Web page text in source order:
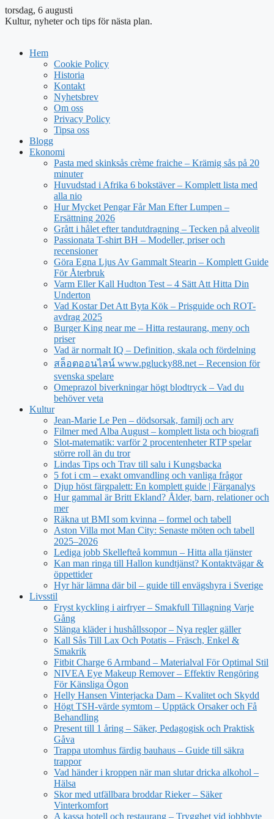
torsdag, 6 augusti
Kultur, nyheter och tips för nästa plan.
Hem
Cookie Policy
Historia
Kontakt
Nyhetsbrev
Om oss
Privacy Policy
Tipsa oss
Blogg
Ekonomi
Pasta med skinksås crème fraiche – Krämig sås på 20
minuter
Huvudstad i Afrika 6 bokstäver – Komplett lista med
alla nio
Hur Mycket Pengar Får Man Efter Lumpen –
Ersättning 2026
Grått i hålet efter tandutdragning – Tecken på alveolit
Passionata T-shirt BH – Modeller, priser och
recensioner
Göra Egna Ljus Av Gammalt Stearin – Komplett Guide
För Återbruk
Varm Eller Kall Hudton Test – 4 Sätt Att Hitta Din
Underton
Vad Kostar Det Att Byta Kök – Prisguide och ROT-
avdrag 2025
Burger King near me – Hitta restaurang, meny och
priser
Vad är normalt IQ – Definition, skala och fördelning
สล็อตออนไลน์ www.pglucky88.net – Recension för
svenska spelare
Omeprazol biverkningar högt blodtryck – Vad du
behöver veta
Kultur
Jean‑Marie Le Pen – dödsorsak, familj och arv
Filmer med Alba August – komplett lista och biografi
Slot-matematik: varför 2 procentenheter RTP spelar
större roll än du tror
Lindas Tips och Trav till salu i Kungsbacka
5 fot i cm – exakt omvandling och vanliga frågor
Djup höst färgpalett: En komplett guide | Färganalys
Hur gammal är Britt Ekland? Ålder, barn, relationer och
mer
Räkna ut BMI som kvinna – formel och tabell
Aston Villa mot Man City: Senaste möten och tabell
2025–2026
Lediga jobb Skellefteå kommun – Hitta alla tjänster
Kan man ringa till Hallon kundtjänst? Kontaktvägar &
öppettider
Hyr här lämna där bil – guide till envägshyra i Sverige
Livsstil
Fryst kyckling i airfryer – Smakfull Tillagning Varje
Gång
Slänga kläder i hushållssopor – Nya regler gäller
Kall Sås Till Lax Och Potatis – Fräsch, Enkel &
Smakrik
Fitbit Charge 6 Armband – Materialval För Optimal Stil
NIVEA Eye Makeup Remover – Effektiv Rengöring
För Känsliga Ögon
Helly Hansen Vinterjacka Dam – Kvalitet och Skydd
Högt TSH-värde symtom – Upptäck Orsaker och Få
Behandling
Present till 1 åring – Säker, Pedagogisk och Praktisk
Gåva
Trappa utomhus färdig bauhaus – Guide till säkra
trappor
Vad händer i kroppen när man slutar dricka alkohol –
Hälsa
Skor med utfällbara broddar Rieker – Säker
Vinterkomfort
A kassa hotell och restaurang – Trygghet vid jobbbyte